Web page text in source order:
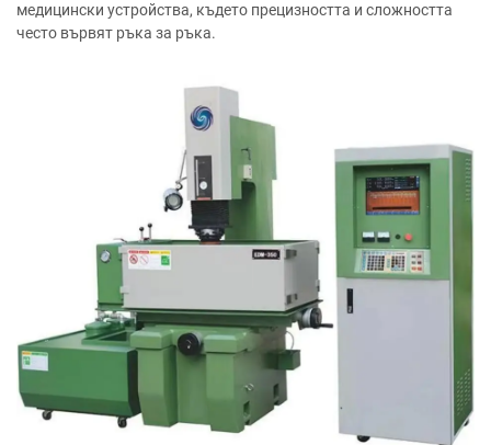
медицински устройства, където прецизността и сложността
често вървят ръка за ръка.